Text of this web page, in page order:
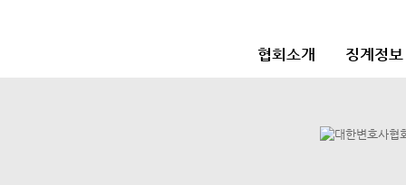
협회소개 징계정